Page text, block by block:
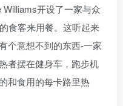
Williams开设了一家与众
食客来用餐。这听起来
个意想不到的东西-一家
者摆在健身车，跑步机
和食用的每卡路里热